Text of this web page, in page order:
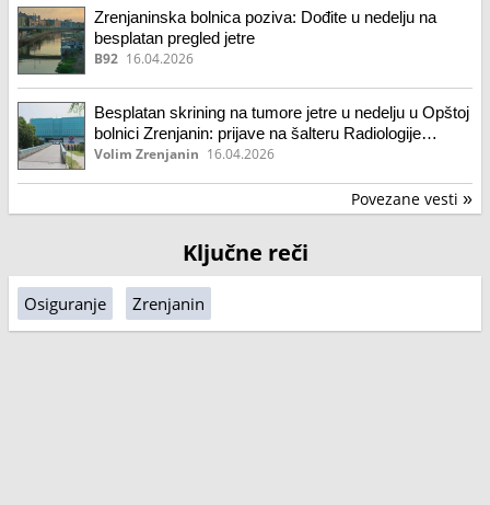
Zrenjaninska bolnica poziva: Dođite u nedelju na
besplatan pregled jetre
B92 16.04.2026
Besplatan skrining na tumore jetre u nedelju u Opštoj
bolnici Zrenjanin: prijave na šalteru Radiologije
Besplatan skrining
Volim Zrenjanin 16.04.2026
Povezane vesti »
Ključne reči
Osiguranje Zrenjanin